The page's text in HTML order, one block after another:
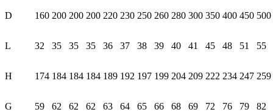
D 160 200 200 200 220 230 250 260 280 300 350 400 450 500
L 32 35 35 35 36 37 38 39 40 41 45 48 51 55
H 174 184 184 184 189 192 197 199 204 209 222 234 247 259
G 59 62 62 62 63 64 65 66 68 69 72 76 79 82